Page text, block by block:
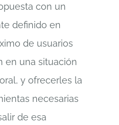
con un
definido en
de usuarios
en una situación
y ofrecerles la
necesarias
de esa